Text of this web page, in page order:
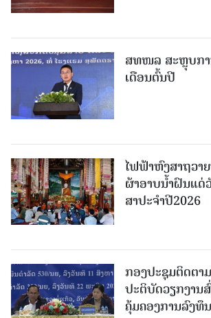
ສທໜລ ສະຫຼຸບກາ
ເດືອນຕົ້ນປີ
ໄຟຟ້າຫົງສາຖວາ
ຜ້າອາບນໍ້າຝົນແດ່
ສາປະຈໍາປີ2026
ກອງປະຊຸມຕິດຕາ
ປະຕິບັດວຽກງານ
ຄຸ້ມຄອງການລົງທຶ